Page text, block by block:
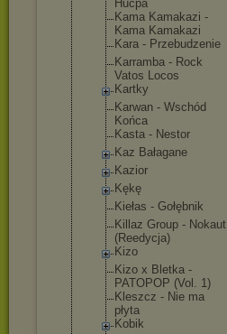
Hucpa
Kama Kamakazi -
Kama Kamakazi
Kara - Przebudzenie
Karramba - Rock
Vatos Locos
Kartky
Karwan - Wschód
Końca
Kasta - Nestor
Kaz Bałagane
Kazior
Kękę
Kiełas - Gołębnik
Killaz Group - Nokaut
(Reedycja)
Kizo
Kizo x Bletka -
PATOPOP (Vol. 1)
Kleszcz - Nie ma
płyta
Kobik